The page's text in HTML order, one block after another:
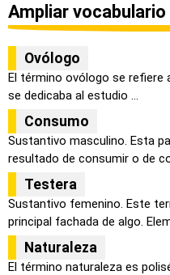
Ampliar vocabulario
Ovólogo
El término ovólogo se refiere
se dedicaba al estudio ...
Consumo
Sustantivo masculino. Esta
resultado de consumir o de
Testera
Sustantivo femenino. Este
principal fachada de algo.
Naturaleza
El término naturaleza es